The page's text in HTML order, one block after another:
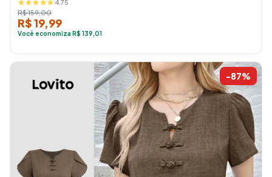
4.75
R$ 159,00
R$ 19,99
Você economiza R$ 139,01
-87%